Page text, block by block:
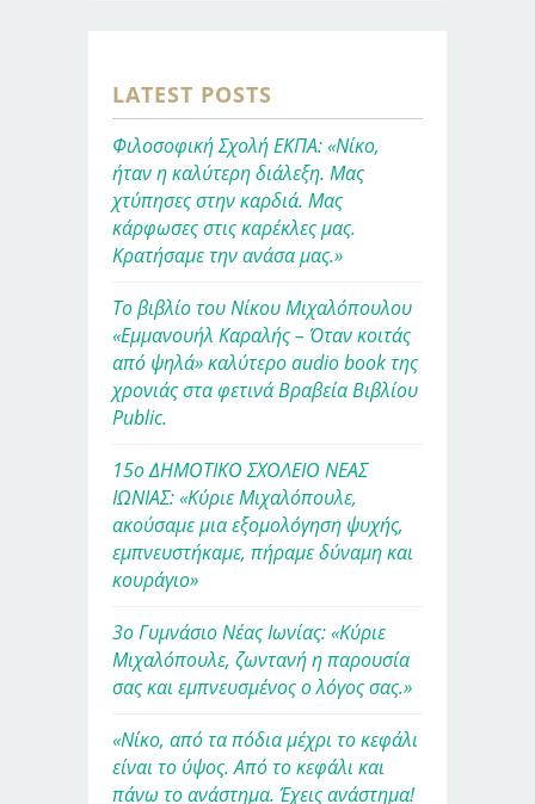
LATEST POSTS
Φιλοσοφική Σχολή ΕΚΠΑ: «Νίκο,
ήταν η καλύτερη διάλεξη. Μας
χτύπησες στην καρδιά. Μας
κάρφωσες στις καρέκλες μας.
Κρατήσαμε την ανάσα μας.»
Το βιβλίο του Νίκου Μιχαλόπουλου
«Εμμανουήλ Καραλής – Όταν κοιτάς
από ψηλά» καλύτερο audio book της
χρονιάς στα φετινά Βραβεία Βιβλίου
Public.
15ο ΔΗΜΟΤΙΚΟ ΣΧΟΛΕΙΟ ΝΕΑΣ
ΙΩΝΙΑΣ: «Κύριε Μιχαλόπουλε,
ακούσαμε μια εξομολόγηση ψυχής,
εμπνευστήκαμε, πήραμε δύναμη και
κουράγιο»
3ο Γυμνάσιο Νέας Ιωνίας: «Κύριε
Μιχαλόπουλε, ζωντανή η παρουσία
σας και εμπνευσμένος ο λόγος σας.»
«Νίκο, από τα πόδια μέχρι το κεφάλι
είναι το ύψος. Από το κεφάλι και
πάνω το ανάστημα. Έχεις ανάστημα!